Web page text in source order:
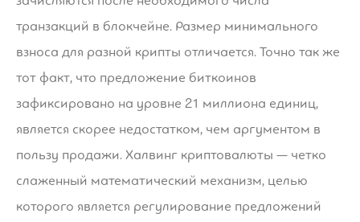
транзакций в блокчейне. Размер минимального
взноса для разной крипты отличается. Точно так же
тот факт, что предложение биткоинов
зафиксировано на уровне 21 миллиона единиц,
является скорее недостатком, чем аргументом в
пользу продажи. Халвинг криптовалюты — четко
слаженный математический механизм, целью
которого является регулирование предложений